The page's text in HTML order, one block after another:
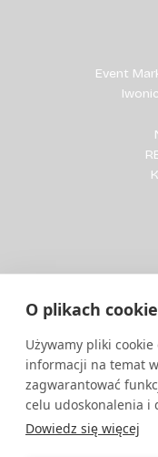
Event
O plikach
Używamy pliki
informacji na temat
zagwarantować
celu udoskonalenia i
Dowiedz się więcej